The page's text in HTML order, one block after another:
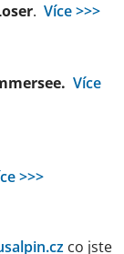
. Více >>>
Více
>>>
co jste